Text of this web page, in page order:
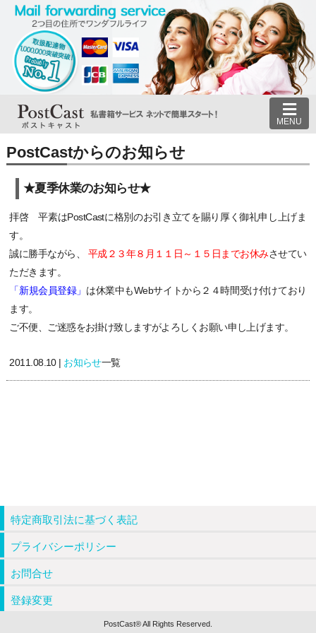
MENU
PostCastからのお知らせ
★夏季休業のお知らせ★
拝啓 平素はPostCastに格別のお引き立てを賜り厚く御礼申し上げま
す。
誠に勝手ながら、
平成２３年８月１１日～１５日までお休みさせてい
ただきます。
「新規会員登録」 は休業中もWebサイトから２４時間受け付けており
ます。
ご不便、ご迷惑をお掛け致しますがよろしくお願い申し上げます。
2011.08.10 | お知らせ一覧
特定商取引法に基づく表記
プライバシーポリシー
お問合せ
登録変更
PostCast® All Rights Reserved.